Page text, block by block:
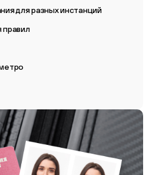
для разных инстанций
правил